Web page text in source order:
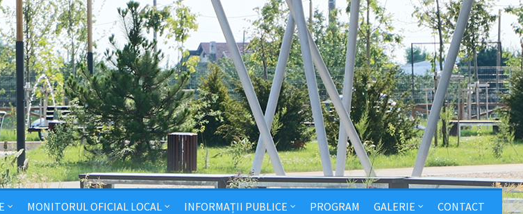
MONITORUL OFICIAL LOCAL INFORMAȚII PUBLICE PROGRAM GALERIE CONTACT